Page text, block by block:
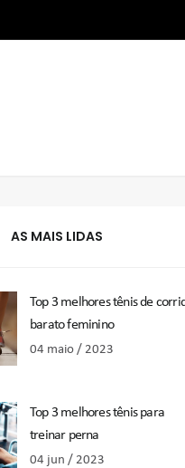
AS MAIS LIDAS
Top 3 melhores tênis de
barato feminino
04 maio / 2023
Top 3 melhores tênis para
treinar perna
04 jun / 2023